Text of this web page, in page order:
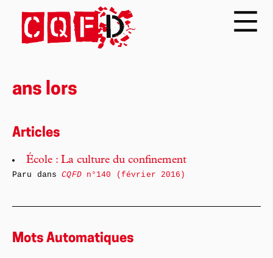
ans lors
Articles
École : La culture du confinement
Paru dansCQFDn°140 (février 2016)
Mots Automatiques